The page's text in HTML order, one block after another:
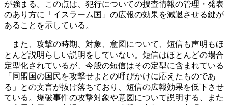
が強まる。この点は、犯行についての捜査情報の管理・発表
のあり方に「イスラーム国」の広報の効果を減退させる鍵が
あることを示している。
また、攻撃の時期、対象、意図について、短信も声明もほ
とんど説明らしい説明をしていない。短信はほとんどの場合
定型化されているが、今般の短信はその定型に含まれている
「同盟国の国民を攻撃せよとの呼びかけに応えたものであ
る」との文言が抜け落ちており、短信の広報効果を低下させ
ている。爆破事件の攻撃対象や意図について説明する、また